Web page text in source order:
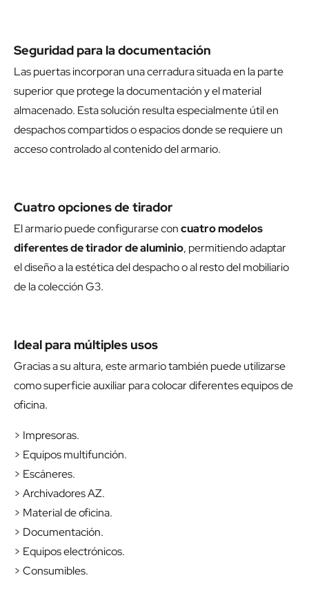
Seguridad para la documentación
Las puertas incorporan una cerradura situada en la parte
superior que protege la documentación y el material
almacenado. Esta solución resulta especialmente útil en
despachos compartidos o espacios donde se requiere un
acceso controlado al contenido del armario.
Cuatro opciones de tirador
El armario puede configurarse concuatro modelos
diferentes de tirador de aluminio, permitiendo adaptar
el diseño a la estética del despacho o al resto del mobiliario
de la colección G3.
Ideal para múltiples usos
Gracias a su altura, este armario también puede utilizarse
como superficie auxiliar para colocar diferentes equipos de
oficina.
> Impresoras.
> Equipos multifunción.
> Escáneres.
> Archivadores AZ.
> Material de oficina.
> Documentación.
> Equipos electrónicos.
> Consumibles.